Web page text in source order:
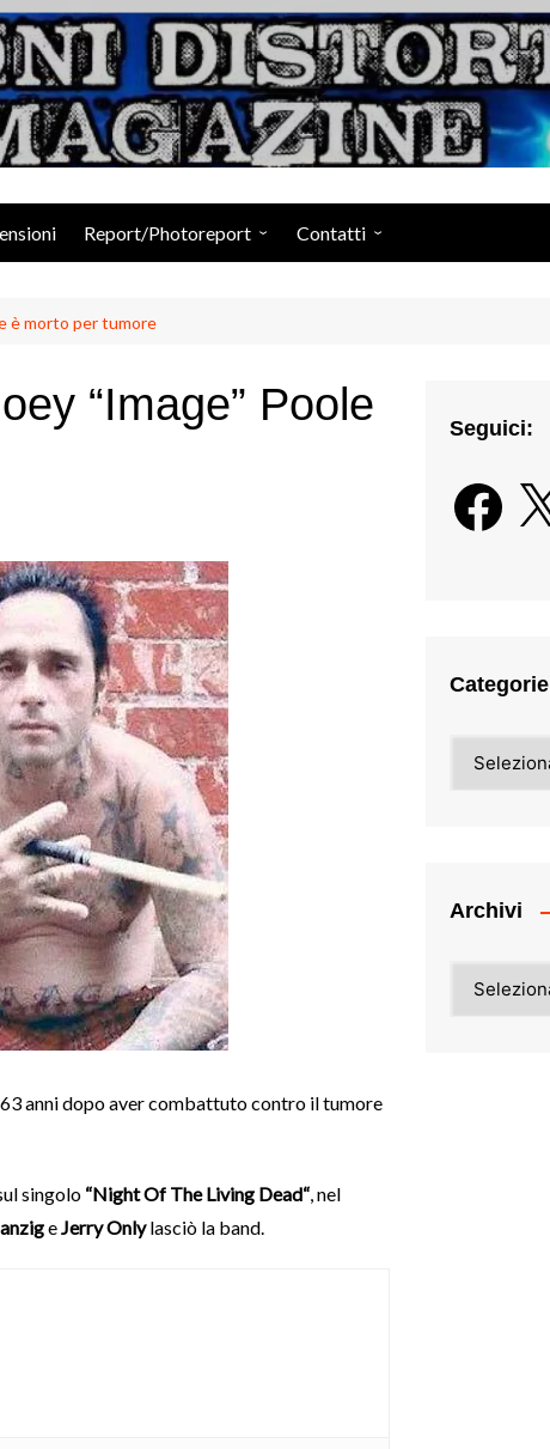
Suoni Distorti Magazine
Report/Photoreport Contatti
è morto per tumore
“Image” Poole
63 anni dopo aver combattuto contro il tumore
singolo “Night Of The Living Dead“, nel
eJerry Onlylasciò la band.
Seguici:
Facebook
X
Categorie
Archivi